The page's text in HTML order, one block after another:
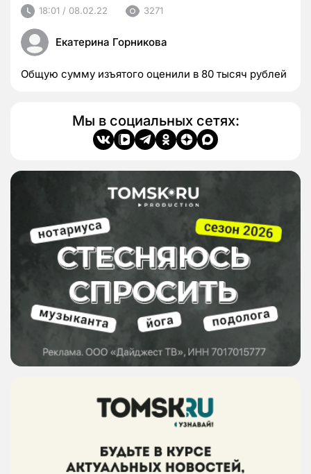
18:01 / 08.02.22 3271
Екатерина Горникова
Общую сумму изъятого оценили в 80 тысяч рублей
Мы в социальных сетях: